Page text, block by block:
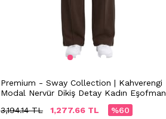
Premium - Sway Collection | Kahverengi
Modal Nervür Dikiş Detay Kadın Eşofman
%60
1,277.66 TL
3,194.14 TL